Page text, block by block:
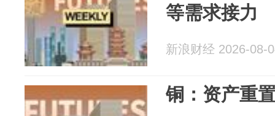
等需求接力
新浪财经 2026-08-
铜：资产重